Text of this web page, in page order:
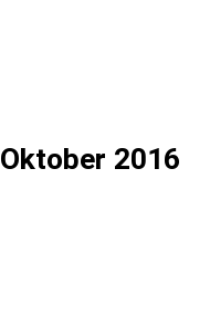
Oktober 2016